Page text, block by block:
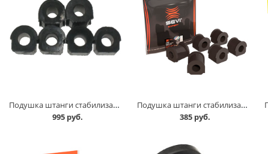
Подушка штанги стабилизатора 2123 /комплект 6 шт/ Балаково в Кургане
995 руб.
Подушка штанги стабилизатора 2123 /к-т=6 шт/, СЭВИ Эксперт в Кургане
385 руб.